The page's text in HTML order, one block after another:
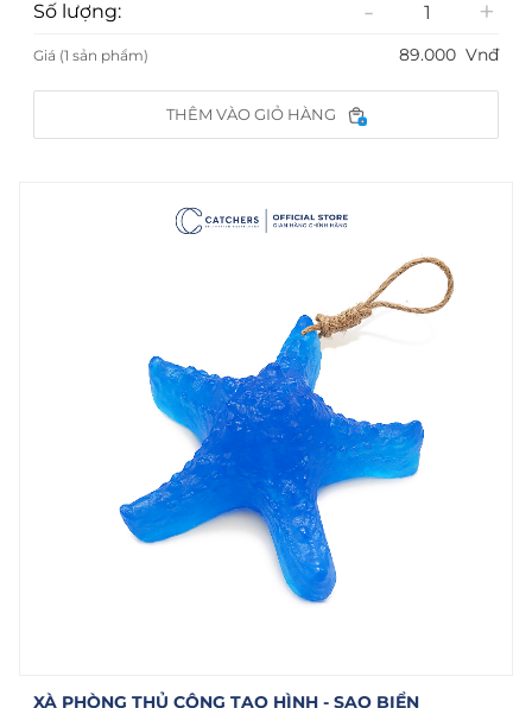
Số lượng: - +
Giá (1 sản phẩm) 89.000 Vnđ
THÊM VÀO GIỎ HÀNG
XÀ PHÒNG THỦ CÔNG TẠO HÌNH - SAO BIỂN